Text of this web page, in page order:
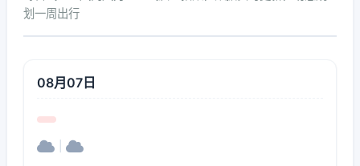
划一周出行
08月07日